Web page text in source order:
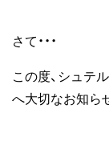
さて・・・
この度、シュテ
へ大切なお知ら